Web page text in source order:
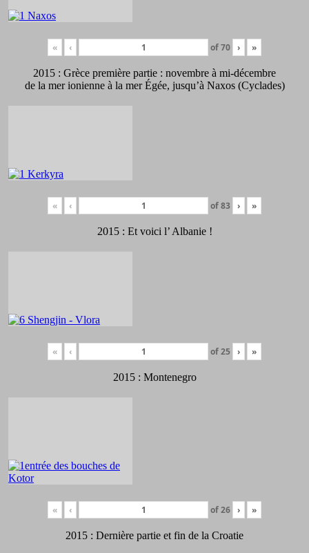
« ‹ of70 › »
2015 : Grèce première partie : novembre à mi-décembre
de la mer ionienne à la mer Égée, jusqu’à Naxos (Cyclades)
« ‹ of83 › »
2015 : Et voici l’ Albanie !
« ‹ of25 › »
2015 : Montenegro
« ‹ of26 › »
2015 : Dernière partie et fin de la Croatie